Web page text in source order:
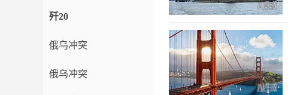
歼20
俄乌冲突
俄乌冲突